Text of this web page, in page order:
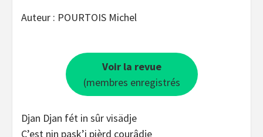
Auteur : POURTOIS Michel
Voir la revue
(membres enregistrés
Djan Djan fét in sûr visädje
C’est nin pask’i pièrd courâdje